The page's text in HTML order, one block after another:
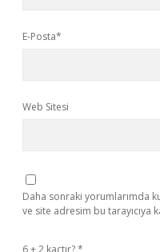
E-Posta*
Web Sitesi
Daha sonraki yorumlarımda
ve site adresim bu tarayıcıya
6 + 2 kaçtır?*